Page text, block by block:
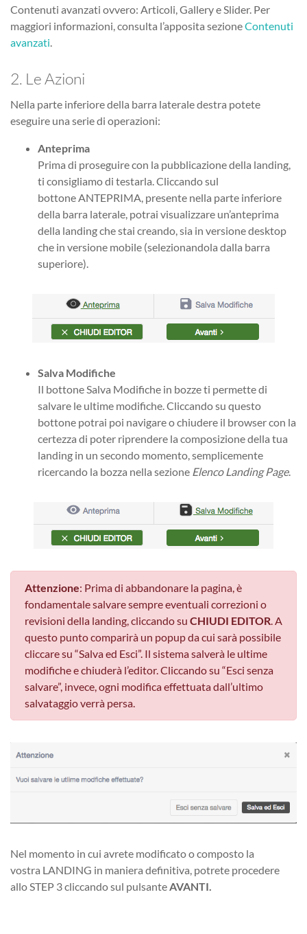
Contenuti avanzati ovvero: Articoli, Gallery e Slider. Per
maggiori informazioni, consulta l’apposita sezioneContenuti
avanzati.
2. Le Azioni
Nella parte inferiore della barra laterale destra potete
eseguire una serie di operazioni:
Anteprima
Prima di proseguire con la pubblicazione della landing,
ti consigliamo di testarla. Cliccando sul
bottone ANTEPRIMA, presente nella parte inferiore
della barra laterale, potrai visualizzare un’anteprima
della landing che stai creando, sia in versione desktop
che in versione mobile (selezionandola dalla barra
superiore).
Salva Modifiche
Il bottone Salva Modifiche in bozze ti permette di
salvare le ultime modifiche. Cliccando su questo
bottone potrai poi navigare o chiudere il browser con la
certezza di poter riprendere la composizione della tua
landing in un secondo momento, semplicemente
ricercando la bozza nella sezione Elenco Landing Page.
Attenzione: Prima di abbandonare la pagina, è
fondamentale salvare sempre eventuali correzioni o
revisioni della landing, cliccando su CHIUDI EDITOR. A
questo punto comparirà un popup da cui sarà possibile
cliccare su “Salva ed Esci”. Il sistema salverà le ultime
modifiche e chiuderà l’editor. Cliccando su “Esci senza
salvare”, invece, ogni modifica effettuata dall’ultimo
salvataggio verrà persa.
Nel momento in cui avrete modificato o composto la
vostra LANDING in maniera definitiva, potrete procedere
allo STEP 3 cliccando sul pulsanteAVANTI.